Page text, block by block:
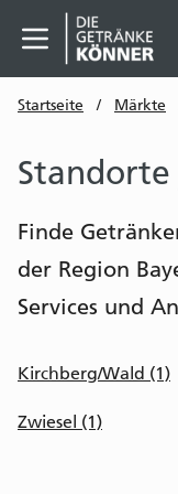
Menü öffnen
Startseite / Märkte
Standorte
Finde
der Region
Services und
Kirchberg/Wald (1)
Zwiesel (1)